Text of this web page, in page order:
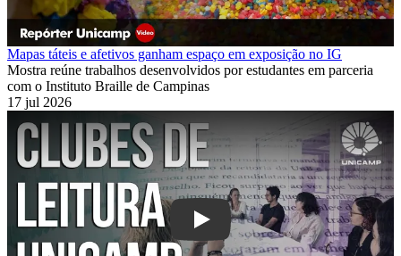
Mapas táteis e afetivos ganham espaço em exposição no IG
Mostra reúne trabalhos desenvolvidos por estudantes em parceria
com o Instituto Braille de Campinas
17 jul 2026
Play